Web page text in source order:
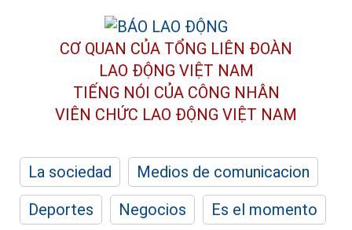
CƠ QUAN CỦA TỔNG LIÊN ĐOÀN
LAO ĐỘNG VIỆT NAM
TIẾNG NÓI CỦA CÔNG NHÂN
VIÊN CHỨC LAO ĐỘNG VIỆT NAM
La sociedad
Medios de comunicacion
Deportes
Negocios
Es el momento